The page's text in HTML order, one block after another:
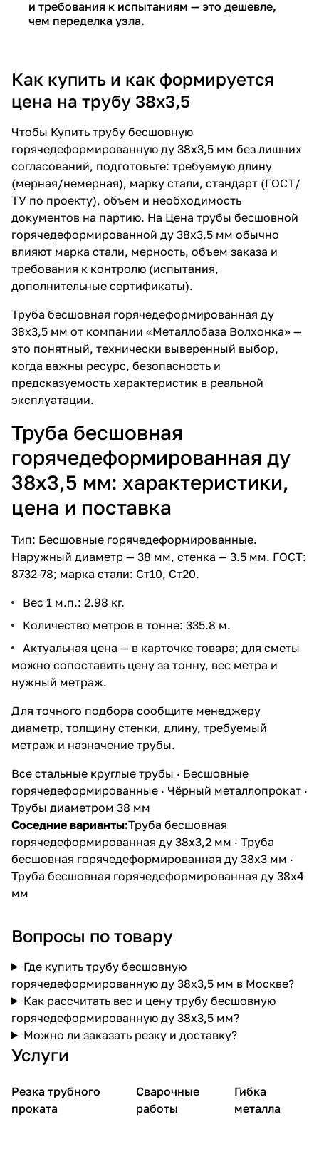
и требования к испытаниям — это дешевле,
чем переделка узла.
Как купить и как формируется
цена на трубу 38х3,5
Чтобы Купить трубу бесшовную
горячедеформированную ду 38х3,5 мм без лишних
согласований, подготовьте: требуемую длину
(мерная/немерная), марку стали, стандарт (ГОСТ/
ТУ по проекту), объем и необходимость
документов на партию. На Цена трубы бесшовной
горячедеформированной ду 38х3,5 мм обычно
влияют марка стали, мерность, объем заказа и
требования к контролю (испытания,
дополнительные сертификаты).
Труба бесшовная горячедеформированная ду
38х3,5 мм от компании «Металлобаза Волхонка» —
это понятный, технически выверенный выбор,
когда важны ресурс, безопасность и
предсказуемость характеристик в реальной
эксплуатации.
Труба бесшовная
горячедеформированная ду
38х3,5 мм: характеристики,
цена и поставка
Тип: Бесшовные горячедеформированные.
Наружный диаметр — 38 мм, стенка — 3.5 мм. ГОСТ:
8732-78; марка стали: Ст10, Ст20.
Вес 1 м.п.: 2.98 кг.
Количество метров в тонне: 335.8 м.
Актуальная цена — в карточке товара; для сметы
можно сопоставить цену за тонну, вес метра и
нужный метраж.
Для точного подбора сообщите менеджеру
диаметр, толщину стенки, длину, требуемый
метраж и назначение трубы.
Все стальные круглые трубы · Бесшовные
горячедеформированные · Чёрный металлопрокат ·
Трубы диаметром 38 мм
Соседние варианты:Труба бесшовная
горячедеформированная ду 38х3,2 мм · Труба
бесшовная горячедеформированная ду 38х3 мм ·
Труба бесшовная горячедеформированная ду 38х4
мм
Вопросы по товару
Где купить трубу бесшовную
горячедеформированную ду 38х3,5 мм в Москве?
Как рассчитать вес и цену трубу бесшовную
горячедеформированную ду 38х3,5 мм?
Можно ли заказать резку и доставку?
Услуги
Резка трубного
проката
Сварочные
работы
Гибка
металла